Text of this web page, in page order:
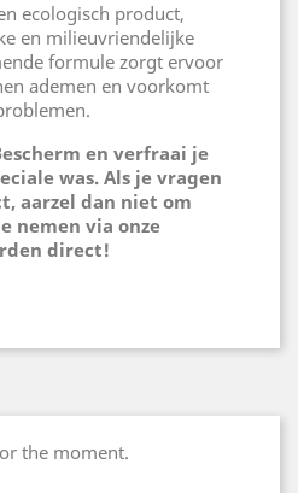
ecologisch product,
en milieuvriendelijke
formule zorgt ervoor
ademen en voorkomt
en verfraai je
was. Als je vragen
aarzel dan niet om
nemen via onze
direct!
the moment.